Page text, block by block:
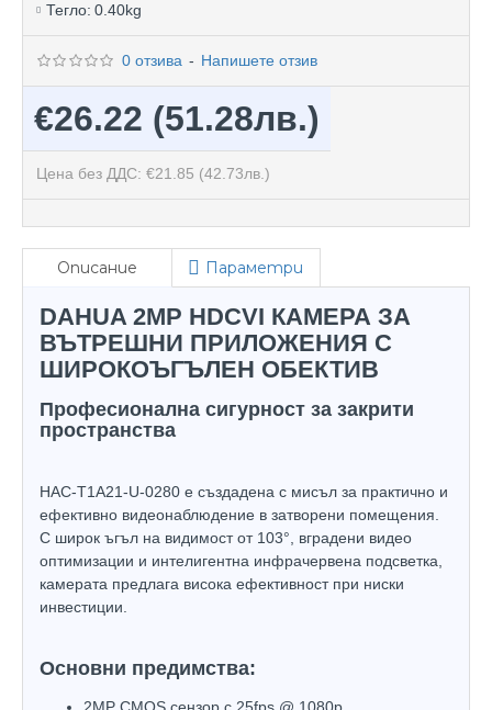
Тегло: 0.40kg
0 отзива - Напишете отзив
€26.22 (51.28лв.)
Цена без ДДС: €21.85 (42.73лв.)
Описание Параметри
DAHUA 2MP HDCVI КАМЕРА ЗА
ВЪТРЕШНИ ПРИЛОЖЕНИЯ С
ШИРОКОЪГЪЛЕН ОБЕКТИВ
Професионална сигурност за закрити
пространства
HAC-T1A21-U-0280 е създадена с мисъл за практично и
ефективно видеонаблюдение в затворени помещения.
С широк ъгъл на видимост от 103°, вградени видео
оптимизации и интелигентна инфрачервена подсветка,
камерата предлага висока ефективност при ниски
инвестиции.
Основни предимства: